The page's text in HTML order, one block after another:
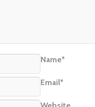
Name*
Email*